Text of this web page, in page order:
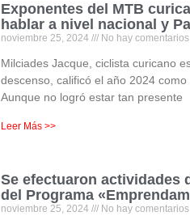
Exponentes del MTB
hablar a nivel nacional y
noviembre 25, 2024 No hay comentarios
Milciades Jacque, ciclista curicano
descenso, calificó el año 2024
Aunque no logró estar tan presente
Leer Más >>
Se efectuaron actividades
del Programa
noviembre 25, 2024 No hay comentarios